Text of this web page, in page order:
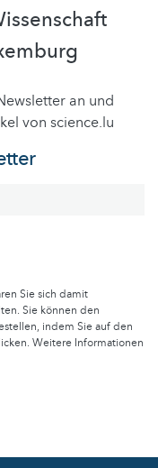
an und
von science.lu
Sie sich damit
Sie können den
indem Sie auf den
Weitere Informationen